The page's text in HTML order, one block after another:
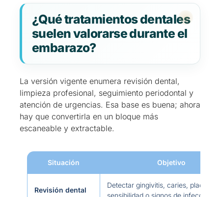
¿Qué tratamientos dentales
suelen valorarse durante el
embarazo?
La versión vigente enumera revisión dental,
limpieza profesional, seguimiento periodontal y
atención de urgencias. Esa base es buena; ahora
hay que convertirla en un bloque más
escaneable y extractable.
Situación Objetivo
Revisión dental
Detectar gingivitis, caries, placa,
sensibilidad o signos de infección